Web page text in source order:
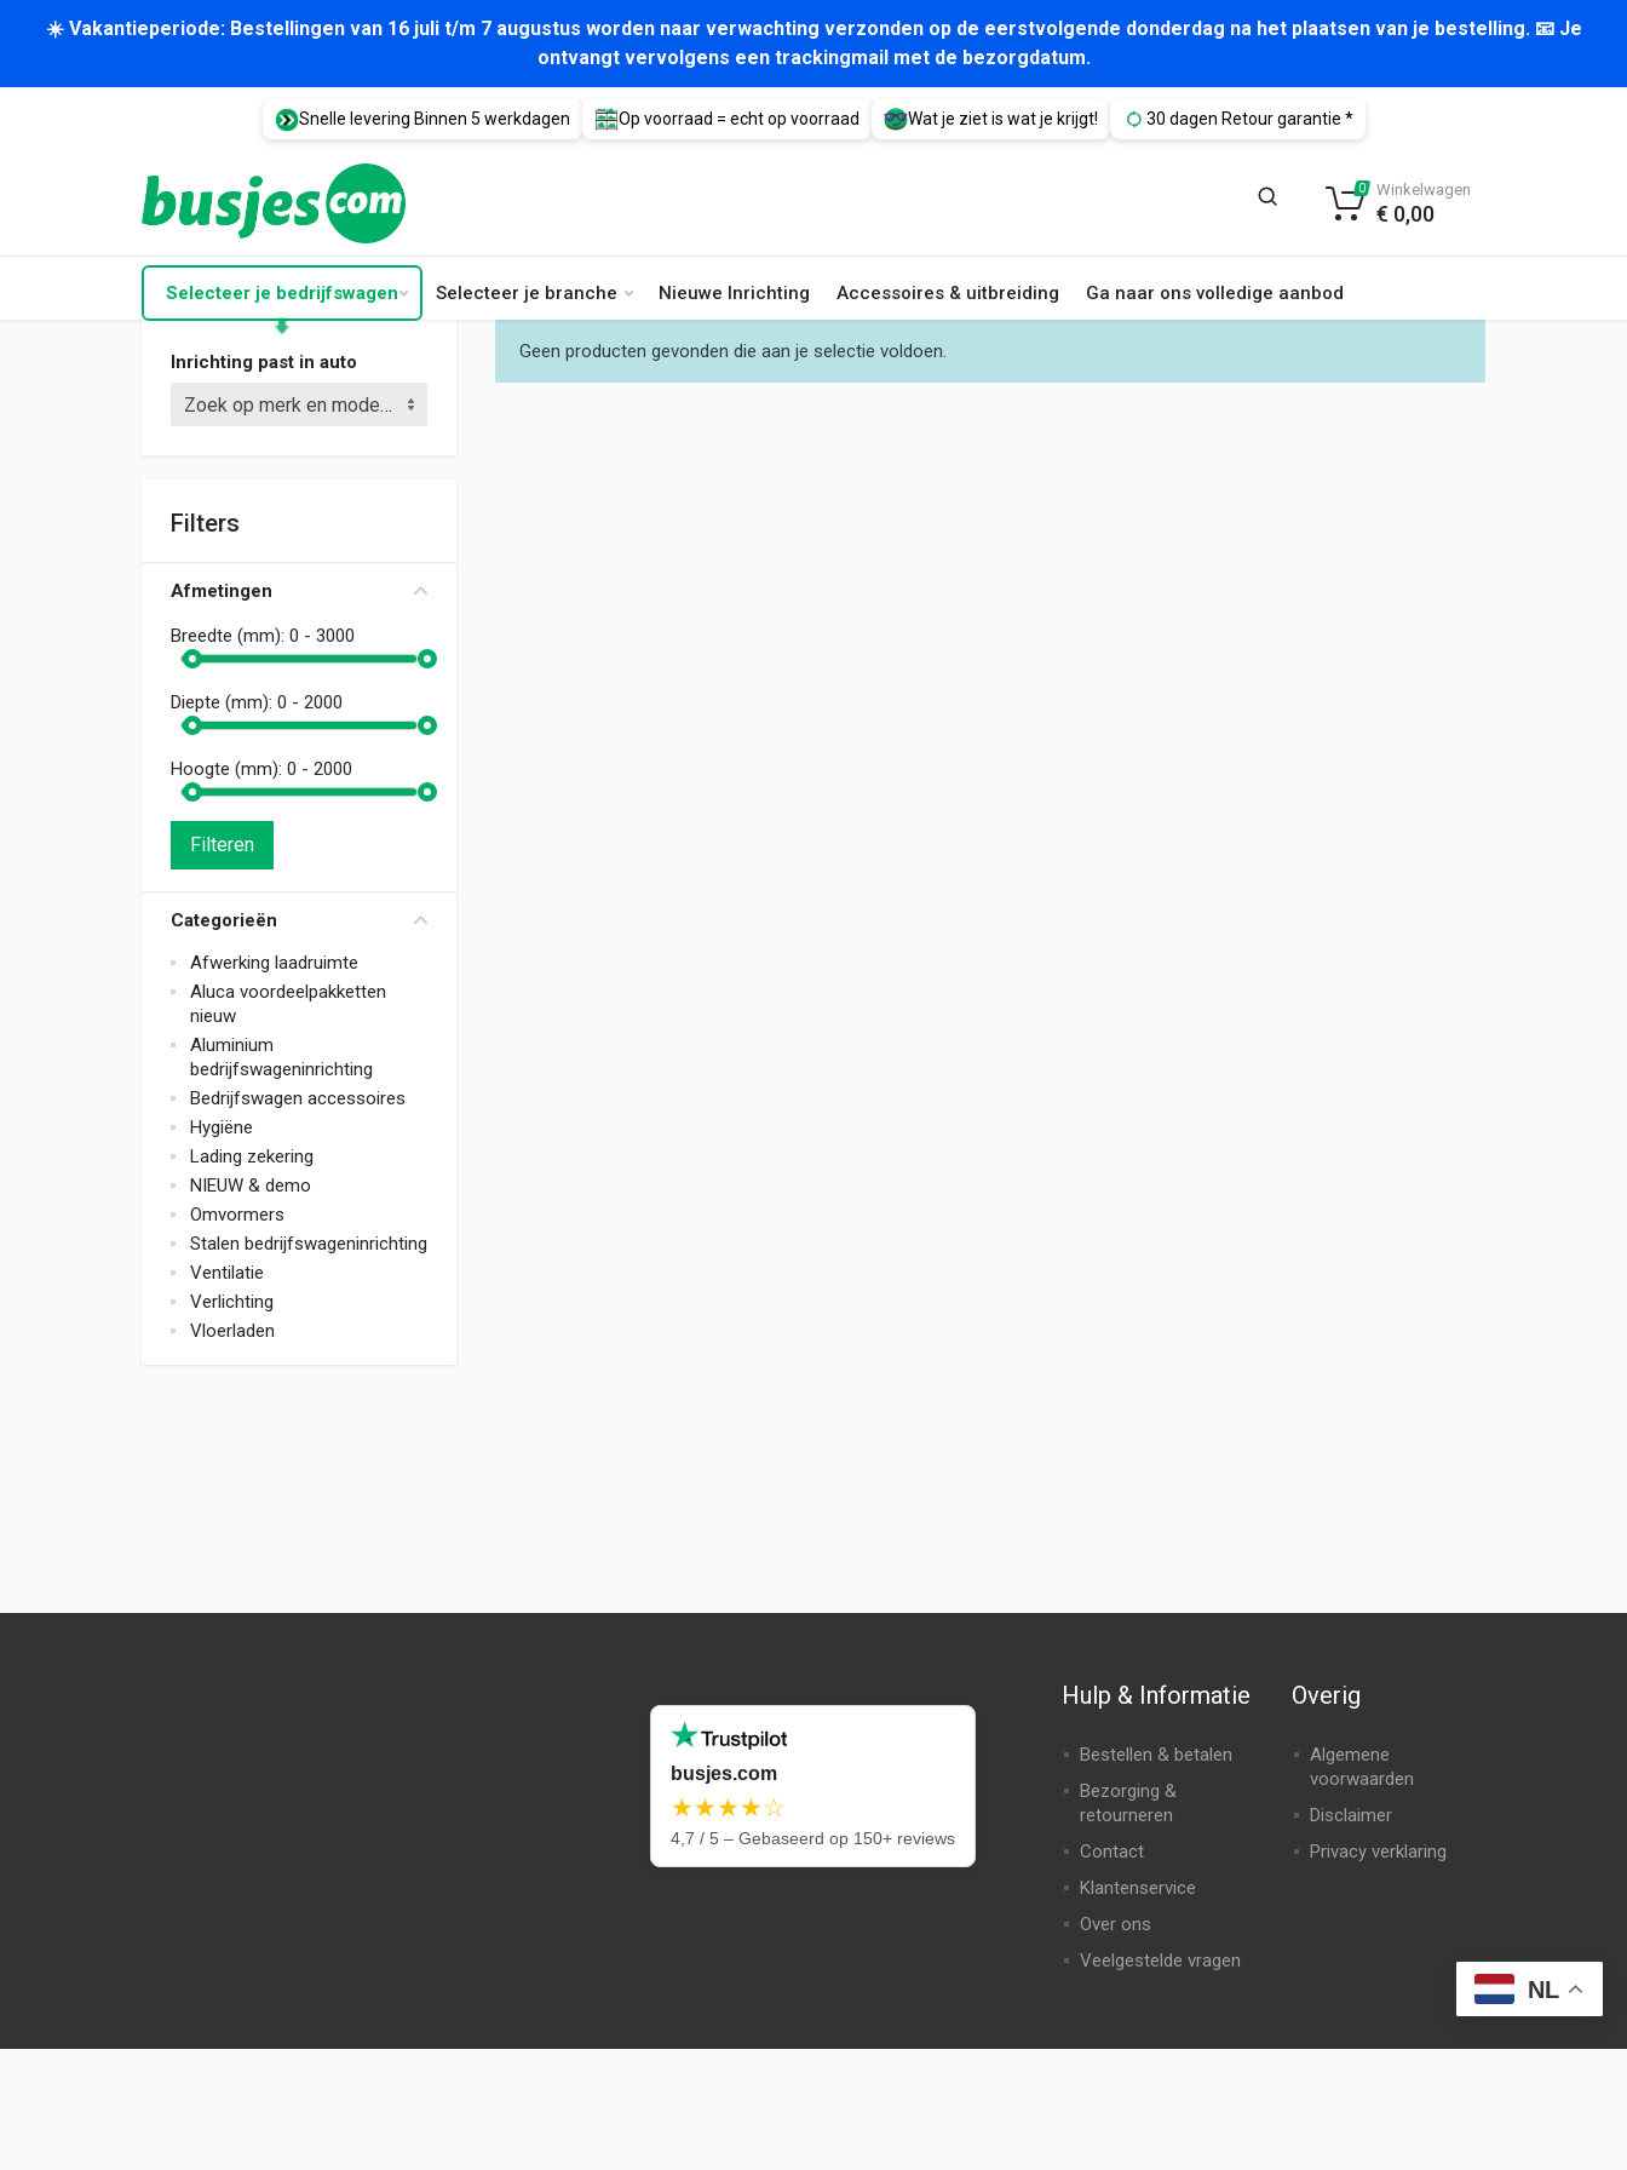
☀️ Vakantieperiode: Bestellingen van 16 juli t/m 7 augustus worden naar verwachting verzonden op de eerstvolgende donderdag na het plaatsen van je bestelling. 📧 Je
ontvangt vervolgens een trackingmail met de bezorgdatum.
Snelle levering Binnen 5 werkdagen Op voorraad = echt op voorraad Wat je ziet is wat je krijgt! 30 dagen Retour garantie *
Selecteer je bedrijfswagen Selecteer je branche Nieuwe Inrichting Accessoires & uitbreiding Ga naar ons volledige aanbod
0 Winkelwagen
€ 0,00
Inrichting past in auto
Zoek op merk en model (bijv. Crafter L3)
Filters
Afmetingen
Breedte (mm): 0 - 3000
Diepte (mm): 0 - 2000
Hoogte (mm): 0 - 2000
Filteren
Categorieën
Afwerking laadruimte
Aluca voordeelpakketten
nieuw
Aluminium
bedrijfswageninrichting
Bedrijfswagen accessoires
Hygiëne
Lading zekering
NIEUW & demo
Omvormers
Stalen bedrijfswageninrichting
Ventilatie
Verlichting
Vloerladen
Geen producten gevonden die aan je selectie voldoen.
busjes.com
★★★★☆
4,7 / 5 – Gebaseerd op 150+ reviews
Hulp & Informatie
Bestellen & betalen
Bezorging &
retourneren
Contact
Klantenservice
Over ons
Veelgestelde vragen
Overig
Algemene
voorwaarden
Disclaimer
Privacy verklaring
NL